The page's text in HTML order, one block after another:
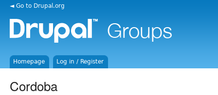
◄ Go to Drupal.org
Homepage Log in / Register
Cordoba